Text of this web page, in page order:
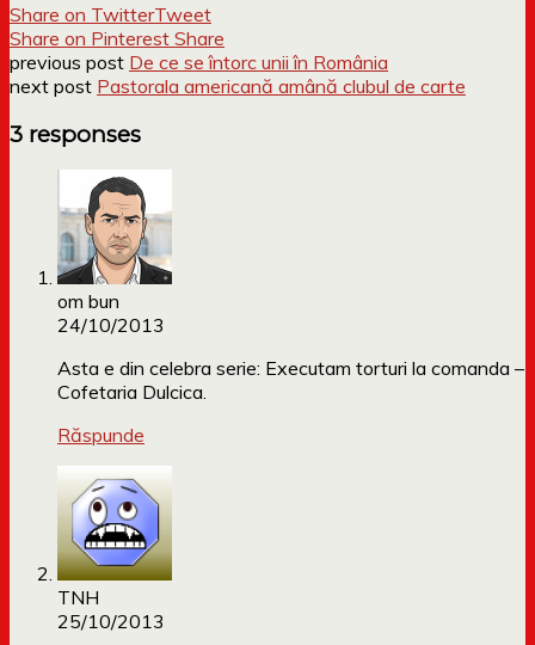
Share on TwitterTweet
Share on Pinterest Share
previous post De ce se întorc unii în România
next post Pastorala americană amână clubul de carte
3 responses
om bun
24/10/2013
Asta e din celebra serie: Executam torturi la comanda –
Cofetaria Dulcica.
Răspunde
TNH
25/10/2013